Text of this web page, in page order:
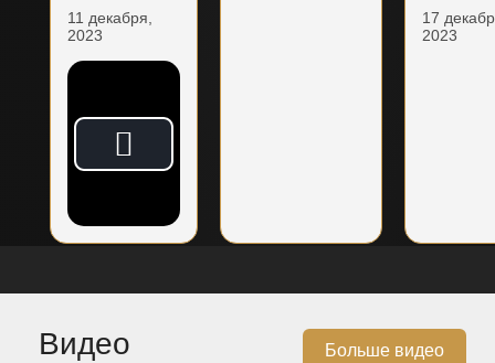
11 декабря,
2023
17
2023
Видео Больше видео